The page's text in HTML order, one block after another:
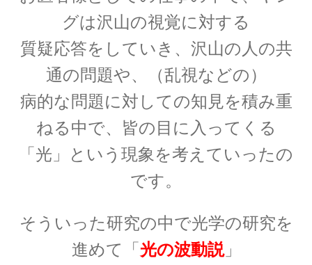
【ハーバードを首席で卒業し49歳で夭折した天
才物理学者】
J・J・トムソン
‗【電子の単位を明確にして同位体
を示した優れた実験家】
J・P・ジュール
【ジュールの法則｜熱の仕事当量の数値化】
グは沢山の視覚に対する
質疑応答をしていき、沢山の人の共
通の問題や、（乱視などの）
病的な問題に対しての知見を積み重
ねる中で、皆の目に入ってくる
「光」という現象を考えていったの
です。
そういった研究の中で光学の研究を
進めて「光の波動説」